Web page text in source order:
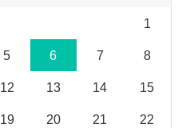
1
5 6 7 8
12 13 14 15
19 20 21 22